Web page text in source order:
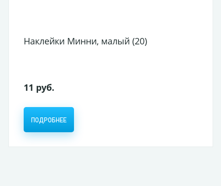
Наклейки Минни, малый (20)
11 руб.
ПОДРОБНЕЕ